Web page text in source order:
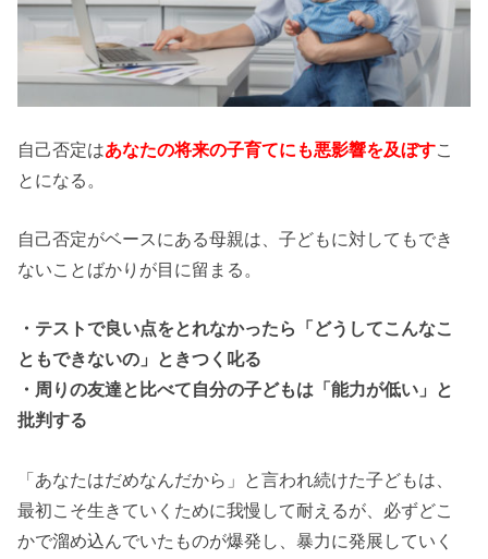
自己否定はあなたの将来の子育てにも悪影響を及ぼす こ
とになる。
自己否定がベースにある母親は、子どもに対してもでき
ないことばかりが目に留まる。
・テストで良い点をとれなかったら「どうしてこんなこ
ともできないの」ときつく叱る
・周りの友達と比べて自分の子どもは「能力が低い」と
批判する
「あなたはだめなんだから」と言われ続けた子どもは、
最初こそ生きていくために我慢して耐えるが、必ずどこ
かで溜め込んでいたものが爆発し、暴力に発展していく